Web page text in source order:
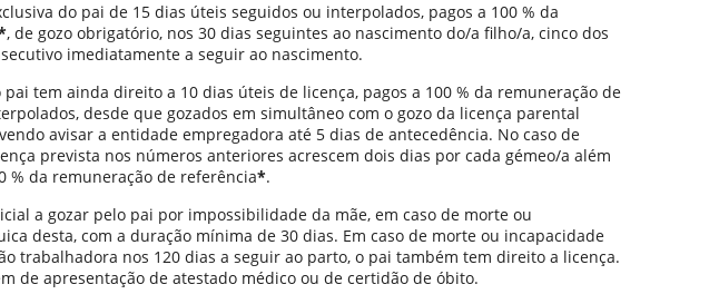
do pai de 15 dias úteis seguidos ou interpolados, pagos a 100 % da
, de gozo obrigatório, nos 30 dias seguintes ao nascimento do/a filho/a, cinco dos
imediatamente a seguir ao nascimento.
pai tem ainda direito a 10 dias úteis de licença, pagos a 100 % da remuneração de
desde que gozados em simultâneo com o gozo da licença parental
avisar a entidade empregadora até 5 dias de antecedência. No caso de
prevista nos números anteriores acrescem dois dias por cada gémeo/a além
% da remuneração de referência*.
a gozar pelo pai por impossibilidade da mãe, em caso de morte ou
desta, com a duração mínima de 30 dias. Em caso de morte ou incapacidade
trabalhadora nos 120 dias a seguir ao parto, o pai também tem direito a licença.
de apresentação de atestado médico ou de certidão de óbito.